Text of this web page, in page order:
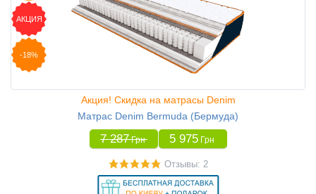
АКЦИЯ
-18%
Акция! Скидка на матрасы Denim
Матрас Denim Bermuda (Бермуда)
7 287 Грн 5 975 Грн
Отзывы: 2